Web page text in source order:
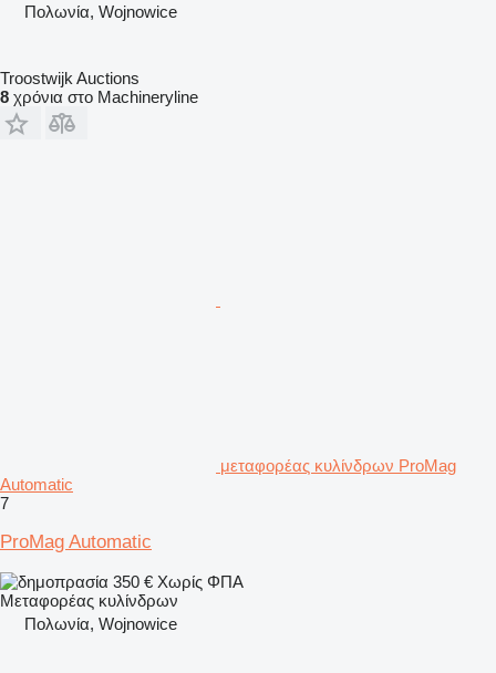
Πολωνία, Wojnowice
Troostwijk Auctions
8 χρόνια στο Machineryline
μεταφορέας κυλίνδρων ProMag
Automatic
7
ProMag Automatic
350 € Χωρίς ΦΠΑ
Μεταφορέας κυλίνδρων
Πολωνία, Wojnowice